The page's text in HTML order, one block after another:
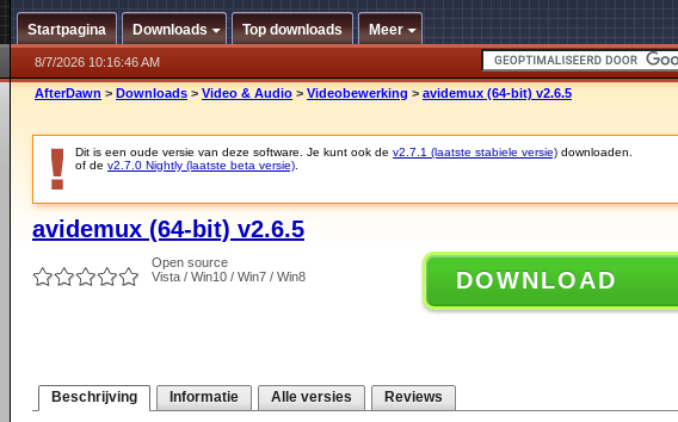
Startpagina Downloads Top downloads Meer
8/7/2026 10:16:46 AM
AfterDawn > Downloads > Video & Audio > Videobewerking > avidemux (64-bit) v2.6.5
Dit is een oude versie van deze software. Je kunt ook de v2.7.1 (laatste stabiele versie) downloaden.
of de v2.7.0 Nightly (laatste beta versie)
avidemux (64-bit) v2.6.5
Open source
Vista / Win10 / Win7 / Win8
DOWNLOAD
Beschrijving Informatie Alle versies Reviews